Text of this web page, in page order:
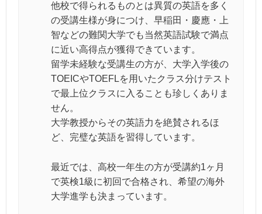
他校で得られるものとは異質の英語を多く
の受講生様が身につけ、早稲田・慶應・上
智などの難関大学でも当然英語試験で満点
に近い高得点が獲得できています。
留学未経験な受講生の方が、大学入学後の
TOEICやTOEFLを用いたクラス分けテスト
で最上位クラスに入ることも珍しくありま
せん。
大学教授からその英語力を絶賛されるほ
ど、完璧な英語を習得しています。
最近では、高校一年生の方が受講約1ヶ月
で英検1級に初回で合格され、希望の海外
大学進学も決まっています。